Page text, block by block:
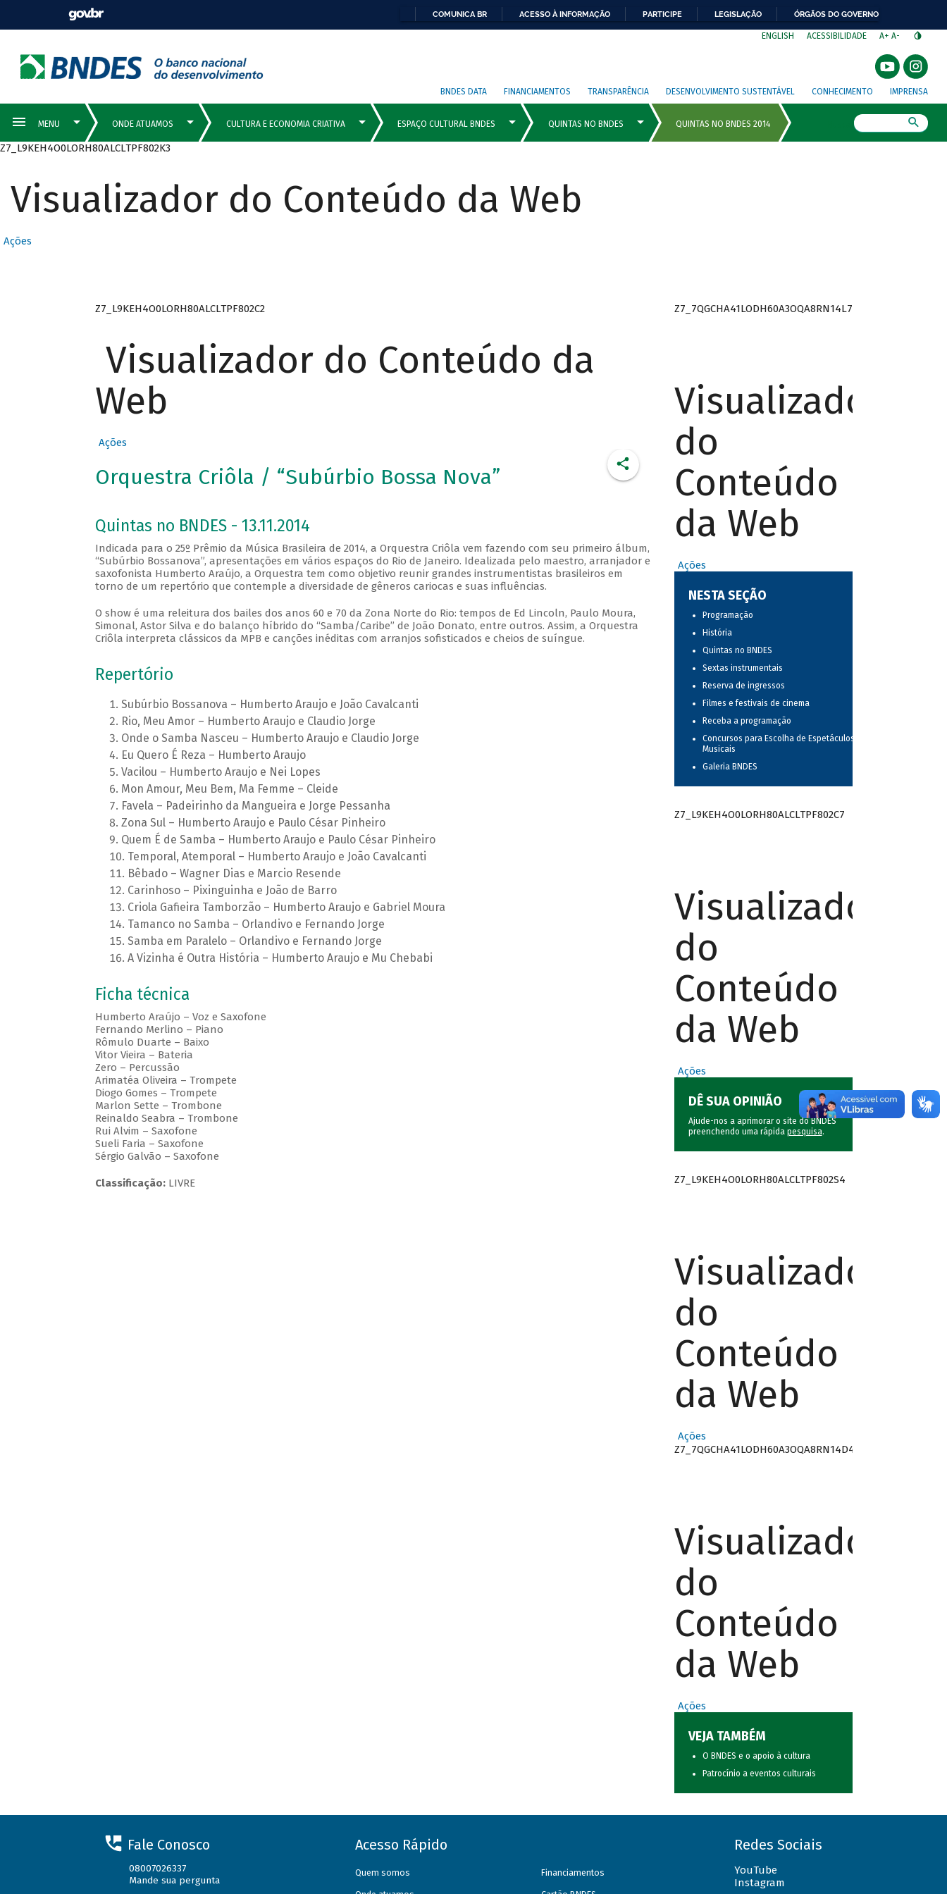
COMUNICA BR ACESSO À INFORMAÇÃO PARTICIPE LEGISLAÇÃO ÓRGÃOS DO GOVERNO
ENGLISH ACESSIBILIDADE A+ A-
BNDES DATA FINANCIAMENTOS TRANSPARÊNCIA DESENVOLVIMENTO SUSTENTÁVEL CONHECIMENTO IMPRENSA
Z7_L9KEH4O0LORH80ALCLTPF802K3
Visualizador do Conteúdo da Web
Ações
Z7_L9KEH4O0LORH80ALCLTPF802C2
Visualizador do Conteúdo da
Web
Ações
Orquestra Criôla / “Subúrbio Bossa Nova”
Quintas no BNDES - 13.11.2014
Indicada para o 25º Prêmio da Música Brasileira de 2014, a Orquestra Criôla vem fazendo com seu primeiro álbum,
“Subúrbio Bossanova”, apresentações em vários espaços do Rio de Janeiro. Idealizada pelo maestro, arranjador e
saxofonista Humberto Araújo, a Orquestra tem como objetivo reunir grandes instrumentistas brasileiros em
torno de um repertório que contemple a diversidade de gêneros cariocas e suas influências.
O show é uma releitura dos bailes dos anos 60 e 70 da Zona Norte do Rio: tempos de Ed Lincoln, Paulo Moura,
Simonal, Astor Silva e do balanço híbrido do “Samba/Caribe” de João Donato, entre outros. Assim, a Orquestra
Criôla interpreta clássicos da MPB e canções inéditas com arranjos sofisticados e cheios de suíngue.
Repertório
Subúrbio Bossanova – Humberto Araujo e João Cavalcanti
Rio, Meu Amor – Humberto Araujo e Claudio Jorge
Onde o Samba Nasceu – Humberto Araujo e Claudio Jorge
Eu Quero É Reza – Humberto Araujo
Vacilou – Humberto Araujo e Nei Lopes
Mon Amour, Meu Bem, Ma Femme – Cleide
Favela – Padeirinho da Mangueira e Jorge Pessanha
Zona Sul – Humberto Araujo e Paulo César Pinheiro
Quem É de Samba – Humberto Araujo e Paulo César Pinheiro
Temporal, Atemporal – Humberto Araujo e João Cavalcanti
Bêbado – Wagner Dias e Marcio Resende
Carinhoso – Pixinguinha e João de Barro
Criola Gafieira Tamborzão – Humberto Araujo e Gabriel Moura
Tamanco no Samba – Orlandivo e Fernando Jorge
Samba em Paralelo – Orlandivo e Fernando Jorge
A Vizinha é Outra História – Humberto Araujo e Mu Chebabi
Ficha técnica
Humberto Araújo – Voz e Saxofone
Fernando Merlino – Piano
Rômulo Duarte – Baixo
Vitor Vieira – Bateria
Zero – Percussão
Arimatéa Oliveira – Trompete
Diogo Gomes – Trompete
Marlon Sette – Trombone
Reinaldo Seabra – Trombone
Rui Alvim – Saxofone
Sueli Faria – Saxofone
Sérgio Galvão – Saxofone
Classificação:LIVRE
Z7_7QGCHA41LODH60A3OQA8RN14L7
Visualizador
do
Conteúdo
da Web
Ações
NESTA SEÇÃO
Programação
História
Quintas no BNDES
Sextas instrumentais
Reserva de ingressos
Filmes e festivais de cinema
Receba a programação
Concursos para Escolha de Espetáculos
Musicais
Galeria BNDES
Z7_L9KEH4O0LORH80ALCLTPF802C7
Visualizador
do
Conteúdo
da Web
Ações
DÊ SUA OPINIÃO
Ajude-nos a aprimorar o site do BNDES
preenchendo uma rápida pesquisa.
Z7_L9KEH4O0LORH80ALCLTPF802S4
Visualizador
do
Conteúdo
da Web
Ações
Z7_7QGCHA41LODH60A3OQA8RN14D4
Visualizador
do
Conteúdo
da Web
Ações
VEJA TAMBÉM
O BNDES e o apoio à cultura
Patrocínio a eventos culturais
Fale Conosco
08007026337
Mande sua pergunta
Acesso Rápido
Quem somos Financiamentos
Redes Sociais
YouTube
Instagram